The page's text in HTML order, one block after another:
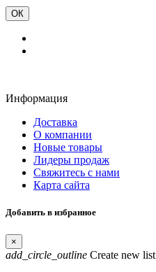
ОК
Информация
Доставка
О компании
Новые товары
Лидеры продаж
Свяжитесь с нами
Карта сайта
Добавить в избранное
×
add_circle_outline Create new list